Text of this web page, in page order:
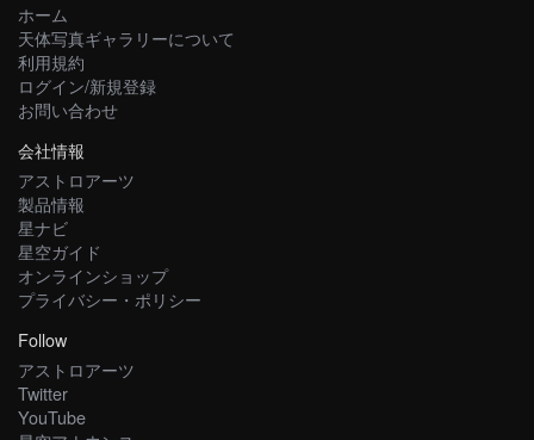
ホーム
天体写真ギャラリーについて
利用規約
ログイン/新規登録
お問い合わせ
会社情報
アストロアーツ
製品情報
星ナビ
星空ガイド
オンラインショップ
プライバシー・ポリシー
Follow
アストロアーツ
Twitter
YouTube